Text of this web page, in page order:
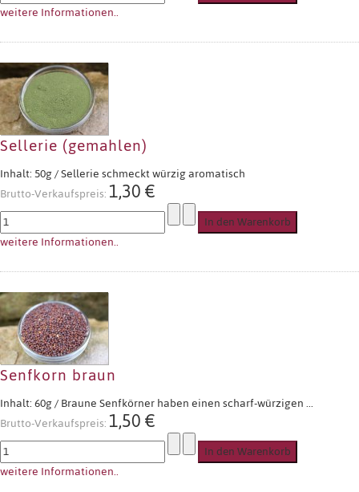
weitere Informationen..
Sellerie (gemahlen)
Inhalt: 50g / Sellerie schmeckt würzig aromatisch
Brutto-Verkaufspreis:1,30 €
weitere Informationen..
Senfkorn braun
Inhalt: 60g / Braune Senfkörner haben einen scharf-würzigen ...
Brutto-Verkaufspreis:1,50 €
weitere Informationen..